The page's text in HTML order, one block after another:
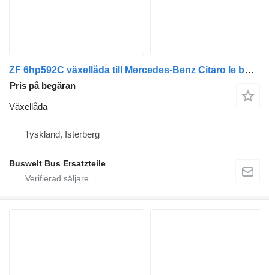
ZF 6hp592C växellåda till Mercedes-Benz Citaro le buss
Pris på begäran
Växellåda
Tyskland, Isterberg
Buswelt Bus Ersatzteile